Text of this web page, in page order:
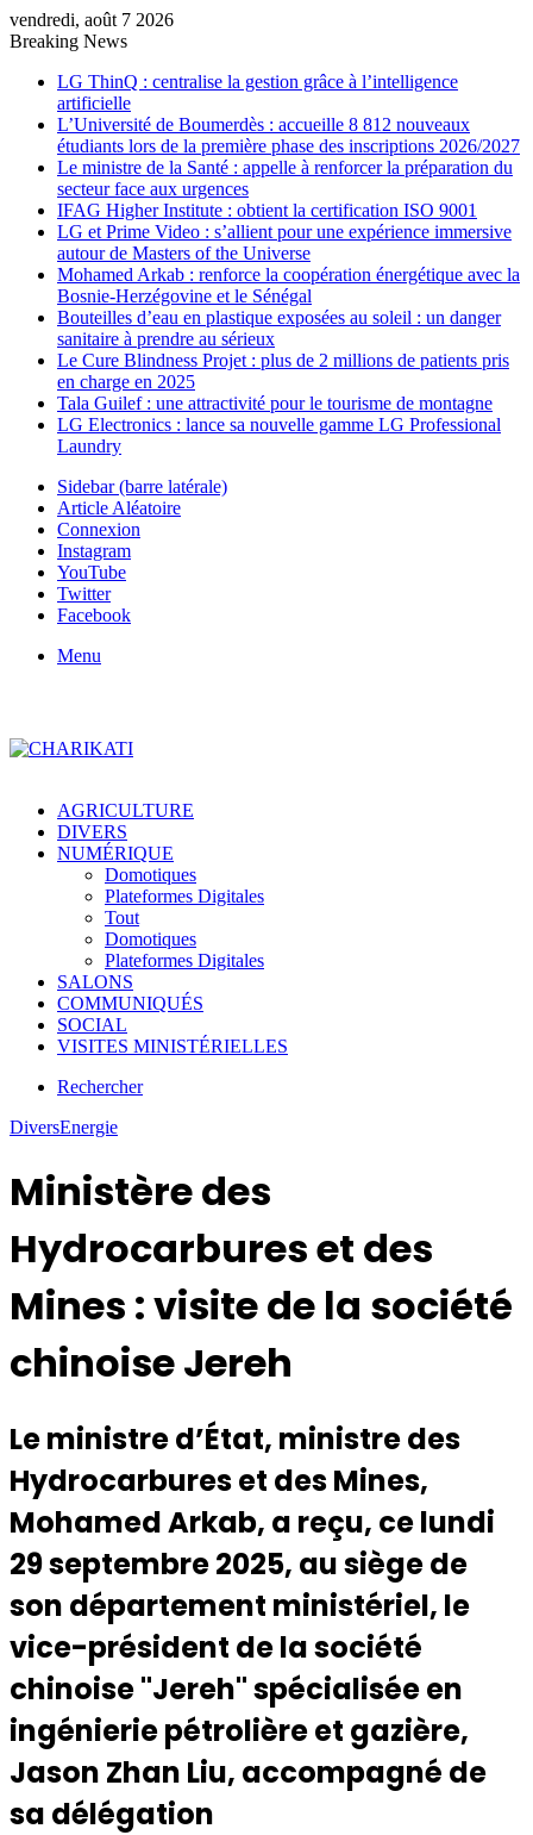
vendredi, août 7 2026
Breaking News
LG ThinQ : centralise la gestion grâce à l’intelligence
artificielle
L’Université de Boumerdès : accueille 8 812 nouveaux
étudiants lors de la première phase des inscriptions 2026/2027
Le ministre de la Santé : appelle à renforcer la préparation du
secteur face aux urgences
IFAG Higher Institute : obtient la certification ISO 9001
LG et Prime Video : s’allient pour une expérience immersive
autour de Masters of the Universe
Mohamed Arkab : renforce la coopération énergétique avec la
Bosnie-Herzégovine et le Sénégal
Bouteilles d’eau en plastique exposées au soleil : un danger
sanitaire à prendre au sérieux
Le Cure Blindness Projet : plus de 2 millions de patients pris
en charge en 2025
Tala Guilef : une attractivité pour le tourisme de montagne
LG Electronics : lance sa nouvelle gamme LG Professional
Laundry
Sidebar (barre latérale)
Article Aléatoire
Connexion
Instagram
YouTube
Twitter
Facebook
Menu
AGRICULTURE
DIVERS
NUMÉRIQUE
Domotiques
Plateformes Digitales
Tout
Domotiques
Plateformes Digitales
SALONS
COMMUNIQUÉS
SOCIAL
VISITES MINISTÉRIELLES
Rechercher
DiversEnergie
Ministère des
Hydrocarbures et des
Mines : visite de la société
chinoise Jereh
Le ministre d’État, ministre des
Hydrocarbures et des Mines,
Mohamed Arkab, a reçu, ce lundi
29 septembre 2025, au siège de
son département ministériel, le
vice-président de la société
chinoise "Jereh" spécialisée en
ingénierie pétrolière et gazière,
Jason Zhan Liu, accompagné de
sa délégation